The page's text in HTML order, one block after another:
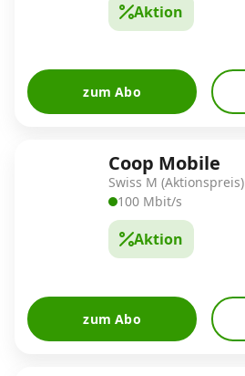
Aktion
zum Abo
Coop Mobile
Swiss M (Aktionspreis)
100 Mbit/s
Aktion
zum Abo